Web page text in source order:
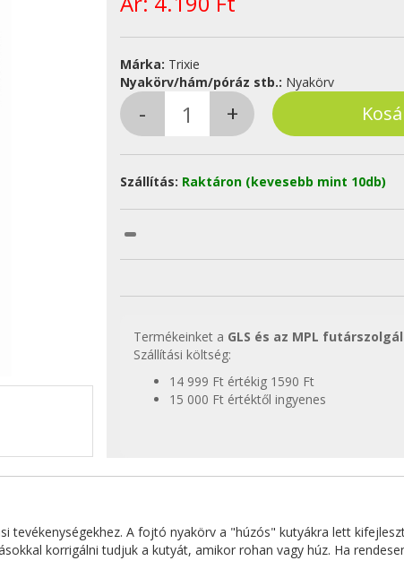
Márka: Trixie
Nyakörv/hám/póráz stb.: Nyakörv
Szállítás: Raktáron (kevesebb mint 10db)
Termékeinket a GLS és az MPL
Szállítási költség:
14 999 Ft értékig 1590 Ft
15 000 Ft értéktől ingyenes
tevékenységekhez. A fojtó nyakörv a "húzós" kutyákra lett
korrigálni tudjuk a kutyát, amikor rohan vagy húz. Ha